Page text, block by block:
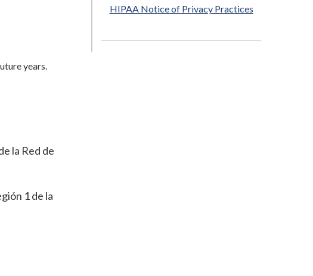
years.
la Red de
1 de la
HIPAA Notice of Privacy Practices